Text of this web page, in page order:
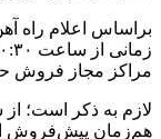
براساس اعلام راه
مراکز مجاز فروش
هم‌زمان پیش‌فروش